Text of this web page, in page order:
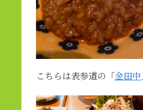
こちらは表参道の「金田中